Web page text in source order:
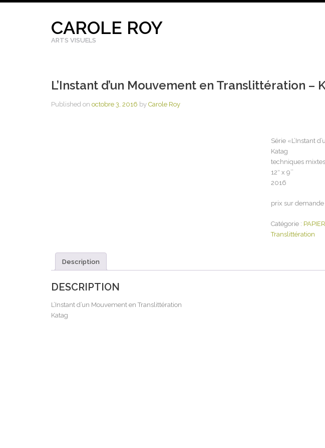
CAROLE ROY
ARTS VISUELS
L’Instant d’un Mouvement en Translittération –
Published on octobre 3, 2016 by Carole Roy
Série «L’Instant
Katag
techniques
12″ x 9’’
2016
prix sur demande
Catégorie : PAPIER
Translittération
Description
DESCRIPTION
L’Instant d’un Mouvement en Translittération
Katag